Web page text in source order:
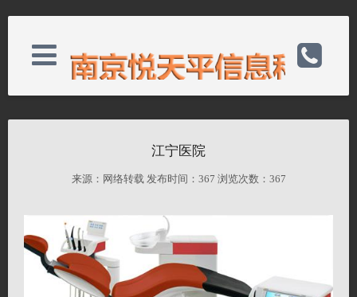
关于我们
业务领域
业务案例
新闻资讯
电话：025-51195718
手机：13813821597
邮箱：
备案号：苏ICP备18049130号-1
江宁医院
来源：网络转载 发布时间： 367 浏览次数： 367